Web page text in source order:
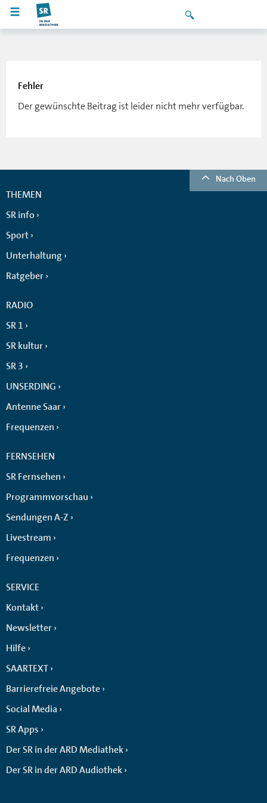
Fehler
Der gewünschte Beitrag ist leider nicht mehr verfügbar.
Nach Oben
THEMEN
SR info
Sport
Unterhaltung
Ratgeber
RADIO
SR 1
SR kultur
SR 3
UNSERDING
Antenne Saar
Frequenzen
FERNSEHEN
SR Fernsehen
Programmvorschau
Sendungen A-Z
Livestream
Frequenzen
SERVICE
Kontakt
Newsletter
Hilfe
SAARTEXT
Barrierefreie Angebote
Social Media
SR Apps
Der SR in der ARD Mediathek
Der SR in der ARD Audiothek